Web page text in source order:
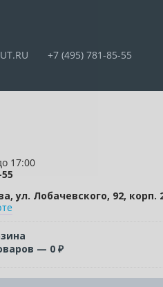
+7 (495) 781-85-55
17:00
ул. Лобачевского, 92, корп.
— 0 ₽